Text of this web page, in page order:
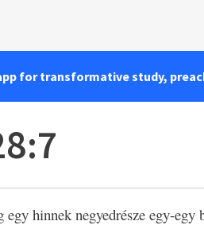
for transformative study,
hinnek negyedrésze egy-